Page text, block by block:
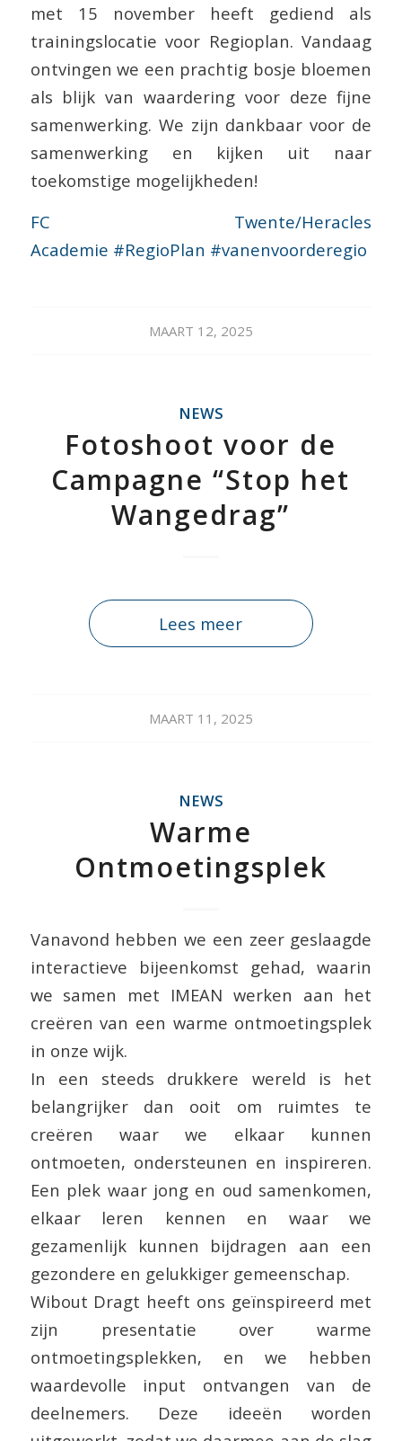
met 15 november heeft gediend als
trainingslocatie voor Regioplan. Vandaag
ontvingen we een prachtig bosje bloemen
als blijk van waardering voor deze fijne
samenwerking. We zijn dankbaar voor de
samenwerking en kijken uit naar
toekomstige mogelijkheden!
FC Twente/Heracles
Academie #RegioPlan #vanenvoorderegio
MAART 12, 2025
NEWS
Fotoshoot voor de
Campagne “Stop het
Wangedrag”
Lees meer
MAART 11, 2025
NEWS
Warme
Ontmoetingsplek
Vanavond hebben we een zeer geslaagde
interactieve bijeenkomst gehad, waarin
we samen met IMEAN werken aan het
creëren van een warme ontmoetingsplek
in onze wijk.
In een steeds drukkere wereld is het
belangrijker dan ooit om ruimtes te
creëren waar we elkaar kunnen
ontmoeten, ondersteunen en inspireren.
Een plek waar jong en oud samenkomen,
elkaar leren kennen en waar we
gezamenlijk kunnen bijdragen aan een
gezondere en gelukkiger gemeenschap.
Wibout Dragt heeft ons geïnspireerd met
zijn presentatie over warme
ontmoetingsplekken, en we hebben
waardevolle input ontvangen van de
deelnemers. Deze ideeën worden